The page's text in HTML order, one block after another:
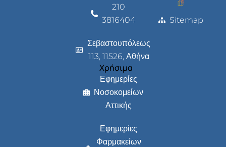
210
3816404
Σεβαστουπόλεως
113, 11526, Αθήνα
Χρήσιμα
Εφημερίες
Νοσοκομείων
Αττικής
Εφημερίες
Φαρμακείων
Sitemap